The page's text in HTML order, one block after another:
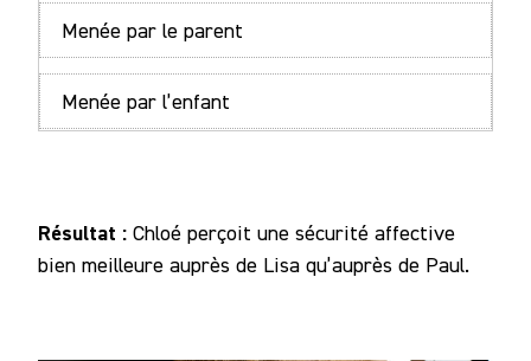
Menée par le parent
Menée par l’enfant
Résultat : Chloé perçoit une sécurité affective
bien meilleure auprès de Lisa qu’auprès de Paul.